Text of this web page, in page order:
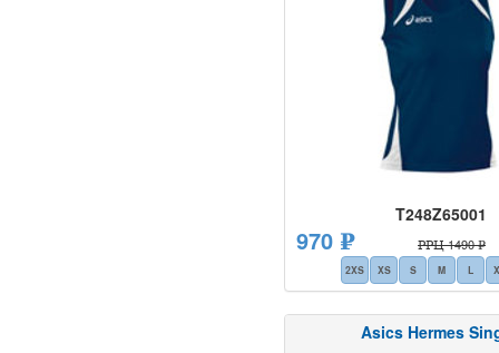
T248Z65001
970 ₽ РРЦ 1490 ₽
2XS XS S M L
Asics Hermes